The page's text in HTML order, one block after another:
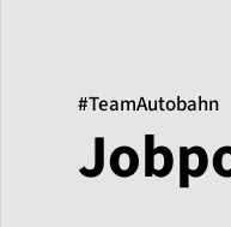
#TeamAutobahn